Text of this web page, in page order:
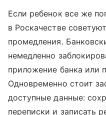
Если ребенок все же
в Роскачестве
промедления.
немедленно
приложение банка или
Одновременно стоит
доступные данные:
переписки и записать